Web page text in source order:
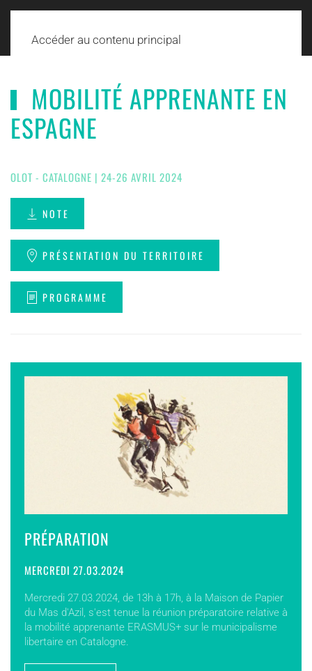
Accéder au contenu principal
MOBILITÉ APPRENANTE EN
ESPAGNE
OLOT - CATALOGNE | 24-26 AVRIL 2024
NOTE
PRÉSENTATION DU TERRITOIRE
PROGRAMME
PRÉPARATION
MERCREDI 27.03.2024
Mercredi 27.03.2024, de 13h à 17h, à la Maison de Papier
du Mas d'Azil, s'est tenue la réunion préparatoire relative à
la mobilité apprenante ERASMUS+ sur le municipalisme
libertaire en Catalogne.